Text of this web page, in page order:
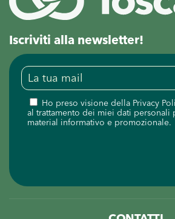
Iscriviti alla newsletter!
Ho preso visione della Privacy
al trattamento dei miei dati personali
material informativo e promozionale.